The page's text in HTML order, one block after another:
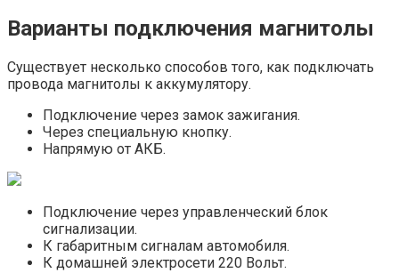
Варианты подключения магнитолы
Существует несколько способов того, как подключать
провода магнитолы к аккумулятору.
Подключение через замок зажигания.
Через специальную кнопку.
Напрямую от АКБ.
Подключение через управленческий блок
сигнализации.
К габаритным сигналам автомобиля.
К домашней электросети 220 Вольт.